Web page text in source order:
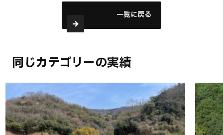
一覧に戻る
同じカテゴリーの実績